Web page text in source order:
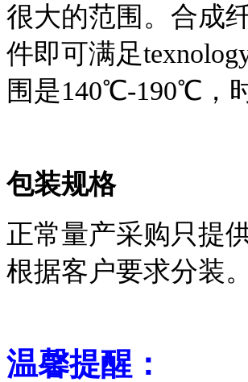
很大的范围。合成
件即可满足
围是140℃-190℃，
包装规格
正常量产采购只提
根据客户要求分装。
温馨提醒：